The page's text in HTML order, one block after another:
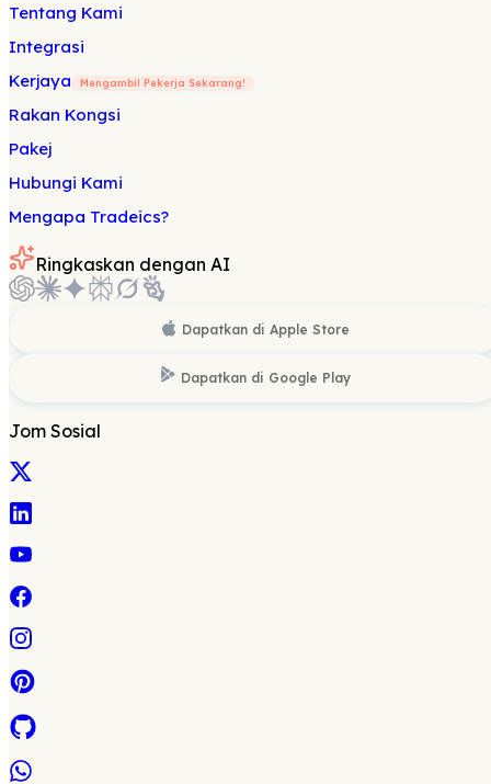
Tentang Kami
Integrasi
Kerjaya
Mengambil Pekerja Sekarang!
Rakan Kongsi
Pakej
Hubungi Kami
Mengapa Tradeics?
Ringkaskan dengan AI
Dapatkan di Apple Store
Dapatkan di Google Play
Jom Sosial